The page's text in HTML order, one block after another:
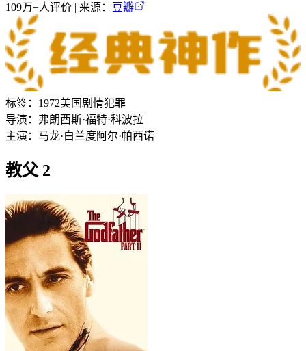
109万+人评价 | 来源： 豆瓣
标签： 1972美国 剧情犯罪
导演： 弗朗西斯·福特·科波拉
主演： 马龙·白兰度阿尔·帕西诺
教父 2